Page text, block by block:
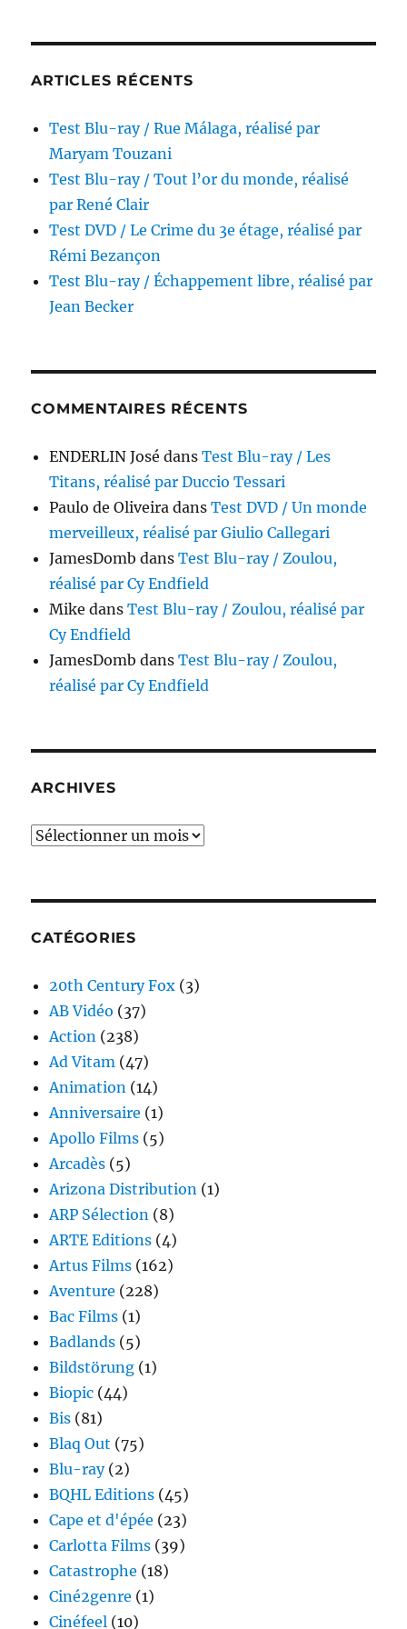
Corbucci
ARTICLES RÉCENTS
Test Blu-ray / Rue Málaga, réalisé par
Maryam Touzani
Test Blu-ray / Tout l’or du monde, réalisé
par René Clair
Test DVD / Le Crime du 3e étage, réalisé par
Rémi Bezançon
Test Blu-ray / Échappement libre, réalisé par
Jean Becker
COMMENTAIRES RÉCENTS
ENDERLIN José dansTest Blu-ray / Les
Titans, réalisé par Duccio Tessari
Paulo de Oliveira dansTest DVD / Un monde
merveilleux, réalisé par Giulio Callegari
JamesDomb dansTest Blu-ray / Zoulou,
réalisé par Cy Endfield
Mike dansTest Blu-ray / Zoulou, réalisé par
Cy Endfield
JamesDomb dansTest Blu-ray / Zoulou,
réalisé par Cy Endfield
ARCHIVES
Archives
CATÉGORIES
20th Century Fox (3)
AB Vidéo (37)
Action (238)
Ad Vitam (47)
Animation (14)
Anniversaire (1)
Apollo Films (5)
Arcadès (5)
Arizona Distribution (1)
ARP Sélection (8)
ARTE Editions (4)
Artus Films (162)
Aventure (228)
Bac Films (1)
Badlands (5)
Bildstörung (1)
Biopic (44)
Bis (81)
Blaq Out (75)
Blu-ray(2)
BQHL Editions (45)
Cape et d'épée (23)
Carlotta Films (39)
Catastrophe (18)
Ciné2genre (1)
Cinéfeel (10)